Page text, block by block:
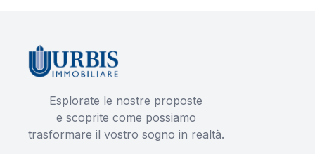
Esplorate le nostre proposte
e scoprite come possiamo
trasformare il vostro sogno in realtà.